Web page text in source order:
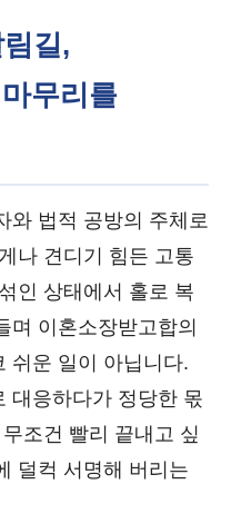
길,
무리를
와 법적 공방의 주체로
나 견디기 힘든 고통
인 상태에서 홀로 복
며 이혼소장받고합의
쉬운 일이 아닙니다.
대응하다가 정당한 몫
조건 빨리 끝내고 싶
덜컥 서명해 버리는